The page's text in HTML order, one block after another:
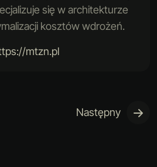
się w architekturze
kosztów wdrożeń.
mtzn.pl
Następny